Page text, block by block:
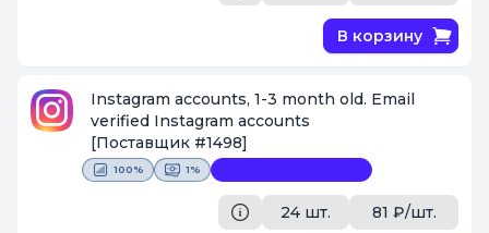
В корзину
Instagram accounts, 1-3 month old. Email
verified Instagram accounts
[Поставщик #1498]
100% 1%
24 шт. 81 ₽/шт.